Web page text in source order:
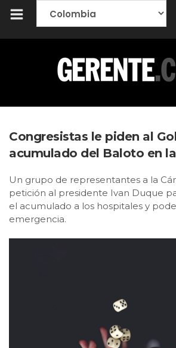
Congresistas le piden al
acumulado del Baloto en
Un grupo de representantes a la
petición al presidente Ivan Duque
el acumulado a los hospitales y
emergencia.